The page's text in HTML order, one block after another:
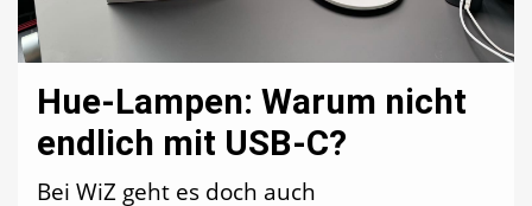
Hue-Lampen: Warum nicht
endlich mit USB-C?
Bei WiZ geht es doch auch